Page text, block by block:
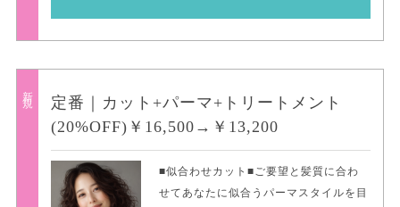
新規
定番｜カット+パーマ+トリートメント
(20%OFF)￥16,500→￥13,200
■似合わせカット■ご要望と髪質に合わ
せてあなたに似合うパーマスタイルを目